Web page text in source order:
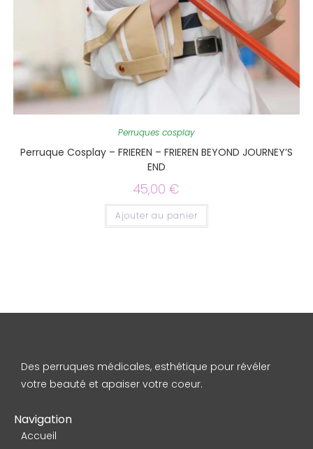
Perruques cosplay
Perruque Cosplay – FRIEREN – FRIEREN BEYOND JOURNEY’S
END
45,00 €
Ajouter au panier
Des perruques médicales, esthétique pour révéler
votre beauté et apaiser votre coeur.
Navigation
Accueil